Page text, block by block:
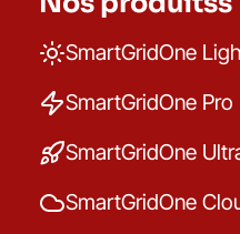
SmartGridOne
SmartGridOne Pro
SmartGridOne
SmartGridOne